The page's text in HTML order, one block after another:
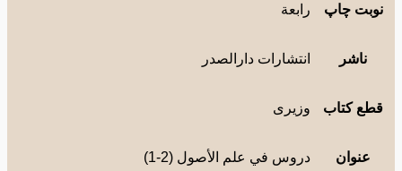
چاپ رابعة
ناشر انتشارات دارالصدر
کتاب وزیری
عنوان دروس في علم الأصول (2-1)